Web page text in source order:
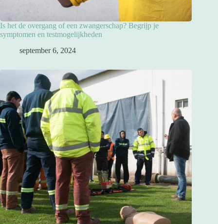
Is het de overgang of een zwangerschap? Begrijp je
symptomen en testmogelijkheden
september 6, 2024